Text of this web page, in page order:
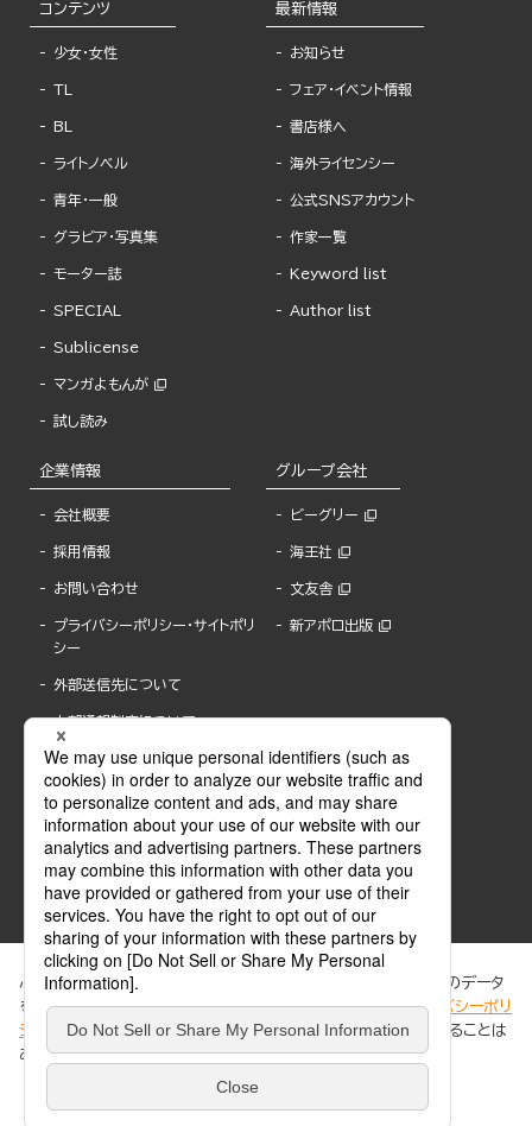
コンテンツ
少女・女性
TL
BL
ライトノベル
青年・一般
グラビア・写真集
モーター誌
SPECIAL
Sublicense
マンガよもんが
試し読み
最新情報
お知らせ
フェア・イベント情報
書店様へ
海外ライセンシー
公式SNSアカウント
作家一覧
Keyword list
Author list
企業情報
会社概要
採用情報
お問い合わせ
プライバシーポリシー・サイトポリ
シー
外部送信先について
内部通報制度について
グループ会社
ビーグリー
海王社
文友舎
新アポロ出版
ABJマークは、この電子書店・電子書籍配信サービスが、著作権者からコンテンツ使用許諾を
得た正規版配信サービスであることを示す登録商標(登録番号 第6091713号)です。
ABJマークの詳細、ABJマークを掲示しているサービスの一覧はこちら。
ぶんか社が運営するサイトでは、利便性向上のためにCookie等のデータ
を使用しています。 当社のCookieについての詳細は、「プライバシーポリ
シー
」をご覧ください。当サイトでは、訪問者の個人情報を追跡することは
ありません。